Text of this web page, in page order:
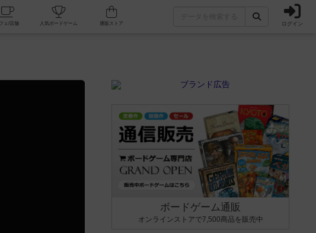
板一覧 カフェ/店舗 人気ボードゲーム ログイン
ボードゲーム通販
オンラインストアで7,500商品を販売中